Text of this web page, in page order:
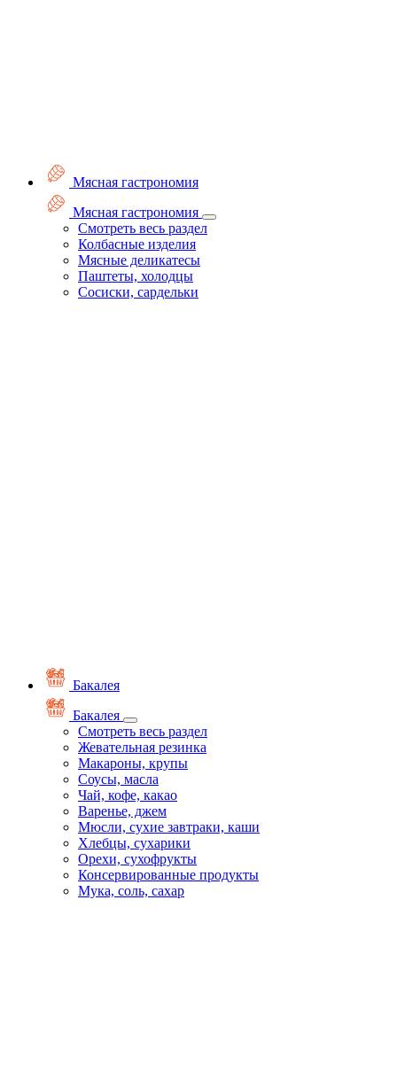
Мясная гастрономия
Мясная гастрономия
Смотреть весь раздел
Колбасные изделия
Мясные деликатесы
Паштеты, холодцы
Сосиски, сардельки
Бакалея
Бакалея
Смотреть весь раздел
Жевательная резинка
Макароны, крупы
Соусы, масла
Чай, кофе, какао
Варенье, джем
Мюсли, сухие завтраки, каши
Хлебцы, сухарики
Орехи, сухофрукты
Консервированные продукты
Мука, соль, сахар